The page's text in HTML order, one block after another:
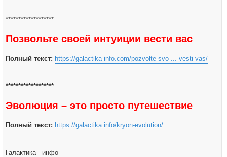
*******************
Позвольте своей интуиции вести вас
Полный текст: https://galactika-info.com/pozvolte-svo ... vesti-vas/
*******************
Эволюция – это просто путешествие
Полный текст: https://galactika.info/kryon-evolution/
Галактика - инфо